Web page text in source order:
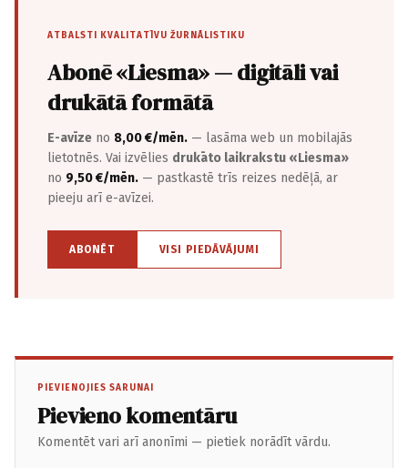
ATBALSTI KVALITATĪVU ŽURNĀLISTIKU
Abonē «Liesma» — digitāli vai
drukātā formātā
E-avīze no 8,00 €/mēn. — lasāma web un mobilajās
lietotnēs. Vai izvēlies drukāto laikrakstu «Liesma»
no 9,50 €/mēn. — pastkastē trīs reizes nedēļā, ar
pieeju arī e-avīzei.
ABONĒT VISI PIEDĀVĀJUMI
PIEVIENOJIES SARUNAI
Pievieno komentāru
Komentēt vari arī anonīmi — pietiek norādīt vārdu.